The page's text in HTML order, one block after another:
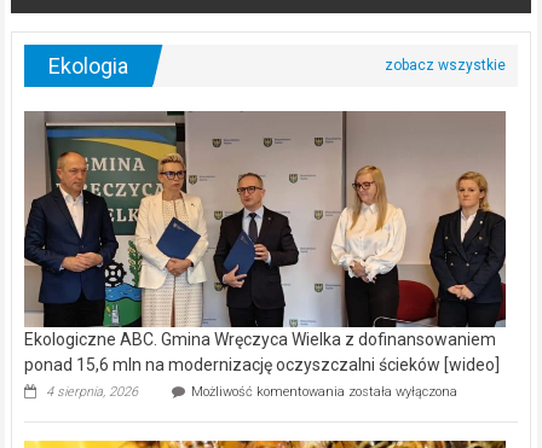
Ekologia
Ekologiczne ABC. Gmina Wręczyca Wielka z dofinansowaniem
ponad 15,6 mln na modernizację oczyszczalni ścieków [wideo]
4 sierpnia, 2026 Możliwość komentowania Ekologiczne
została wyłączona